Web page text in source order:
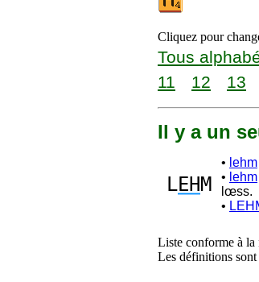
Cliquez pour
Tous
11
12 13
Il y a un
LEH M
• lehm
• lehm
lœss.
•
Liste conforme à
Les définitions